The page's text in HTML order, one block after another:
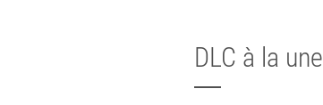
DLC à la une